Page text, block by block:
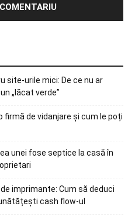
site-urile mici: De ce nu ar
„lăcat verde”
firmă de vidanjare și cum le poți
unei fose septice la casă în
imprimante: Cum să deduci
cash flow-ul